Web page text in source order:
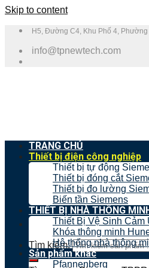
Skip to content
H5, Đường C4, Khu Phố 4, Phường
info@tpnewtech.com
Tìm kiếm:
TRANG CHỦ
Thiết bị điện công nghiệp
Thiết bị tự động
Thiết bị đóng cắt
Thiết bị đo lường
Biến tần Siemens
THIẾT BỊ NHÀ THÔNG
Thiết Bị Vệ Sinh Cảm
Khóa thông minh
Hệ thống nhà thông
Sản phẩm khác
Pfannenberg